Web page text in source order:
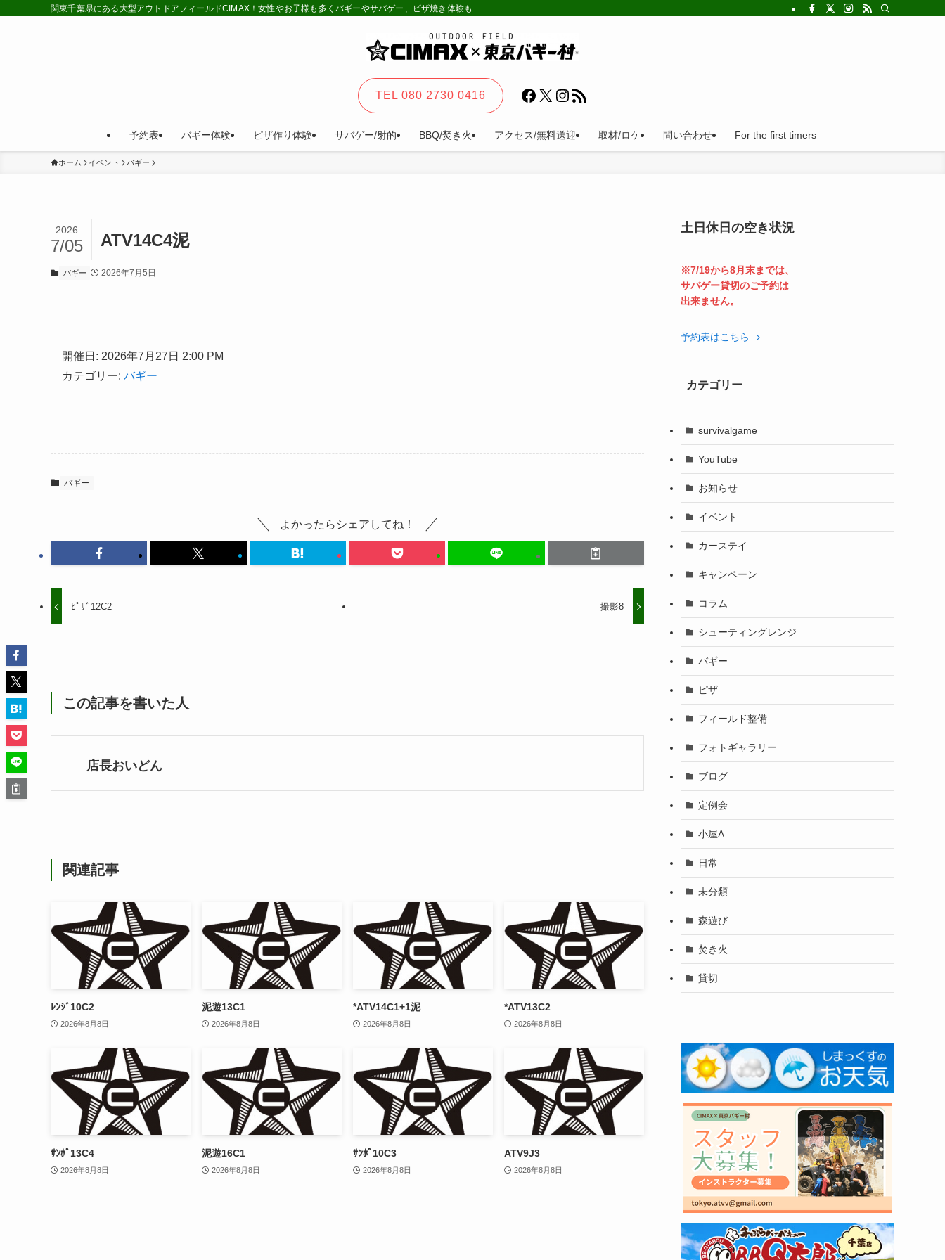
関東千葉県にある大型アウトドアフィールドCIMAX！女性やお子様も多くバギーやサバゲー、ピザ焼き体験も。カーステイ、キャンプ等一日楽しめる!法人の福利厚生利用にとても便利。
予約表 バギー体験 ピザ作り体験 サバゲー/射的 BBQ/焚き火 アクセス/無料送迎 取材/ロケ 問い合わせ For the first timers
TEL 080 2730 0416 Facebook
X Instagram
RSS フィード
ホーム イベント バギー
ATV14C4泥
2026
7/05
バギー 2026年7月5日
開催日: 2026年7月27日 2:00 PM
カテゴリー: バギー
バギー
よかったらシェアしてね！
ﾋﾟｻﾞ12C2 撮影8
この記事を書いた人
店長おいどん
関連記事
ﾚﾝｼﾞ10C2
2026年8月8日
泥遊13C1
2026年8月8日
*ATV14C1+1泥
2026年8月8日
*ATV13C2
2026年8月8日
ｻﾝﾎﾟ13C4
2026年8月8日
泥遊16C1
2026年8月8日
ｻﾝﾎﾟ10C3
2026年8月8日
ATV9J3
2026年8月8日
土日休日の空き状況
※7/19から8月末までは、
サバゲー貸切のご予約は
出来ません。
予約表はこちら
カテゴリー
survivalgame
YouTube
お知らせ
イベント
カーステイ
キャンペーン
コラム
シューティングレンジ
バギー
ピザ
フィールド整備
フォトギャラリー
ブログ
定例会
小屋A
日常
未分類
森遊び
焚き火
貸切